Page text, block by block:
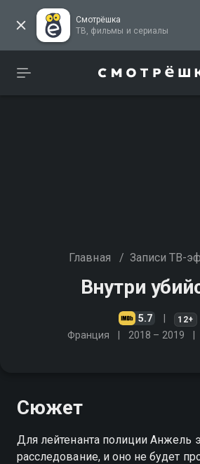
Смотрёшка
ТВ, фильмы и сериалы
Главная / Записи ТВ-
Внутри
5.7 12+
Франция 2018 – 2019
Сюжет
Для лейтенанта полиции Анжель
расследование, и оно не будет